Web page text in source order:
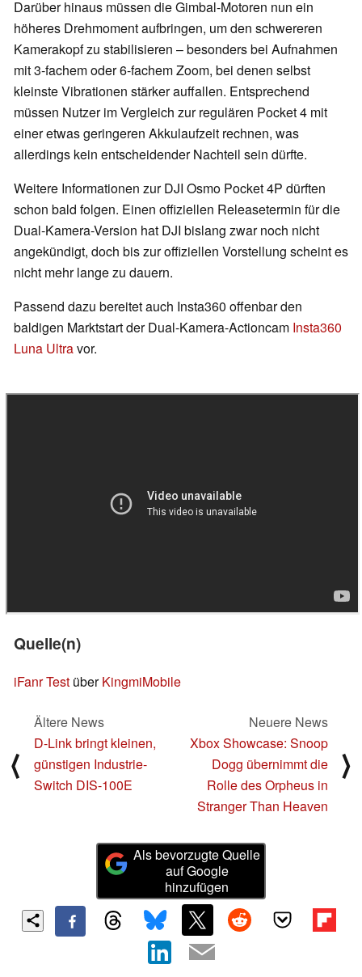
Darüber hinaus müssen die Gimbal-Motoren nun ein
höheres Drehmoment aufbringen, um den schwereren
Kamerakopf zu stabilisieren – besonders bei Aufnahmen
mit 3-fachem oder 6-fachem Zoom, bei denen selbst
kleinste Vibrationen stärker auffallen. Entsprechend
müssen Nutzer im Vergleich zur regulären Pocket 4 mit
einer etwas geringeren Akkulaufzeit rechnen, was
allerdings kein entscheidender Nachteil sein dürfte.
Weitere Informationen zur DJI Osmo Pocket 4P dürften
schon bald folgen. Einen offiziellen Releasetermin für die
Dual-Kamera-Version hat DJI bislang zwar noch nicht
angekündigt, doch bis zur offiziellen Vorstellung scheint es
nicht mehr lange zu dauern.
Passend dazu bereitet auch Insta360 offenbar den
baldigen Marktstart der Dual-Kamera-Actioncam Insta360
Luna Ultravor.
Quelle(n)
iFanr Test überKingmiMobile
⟨
Ältere News
D-Link bringt kleinen,
günstigen Industrie-
Switch DIS-100E
Neuere News
Xbox Showcase: Snoop
Dogg übernimmt die
Rolle des Orpheus in
Stranger Than Heaven
⟩
Als bevorzugte Quelle
auf Google
hinzufügen